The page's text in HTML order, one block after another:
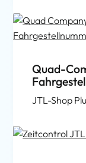
Quad-
JTL-Shop